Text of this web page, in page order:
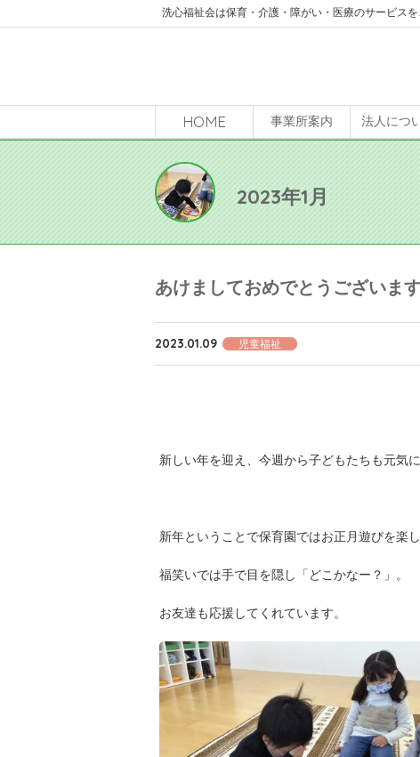
洗心福祉会は保育・介護・障がい・医療のサービス
HOME 事業所案内 法人につ
2023年1月
あけましておめでとうございま
2023.01.09 児童福祉
新しい年を迎え、今週から子どもたちも元気
新年ということで保育園ではお正月遊びを楽し
福笑いでは手で目を隠し「どこかなー？」。
お友達も応援してくれています。